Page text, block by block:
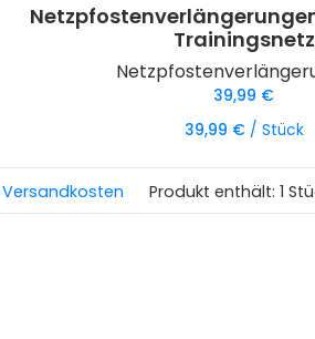
Trainingsnetz
39,99 €
39,99 €/ Stück
Versandkosten Produkt enthält: 1